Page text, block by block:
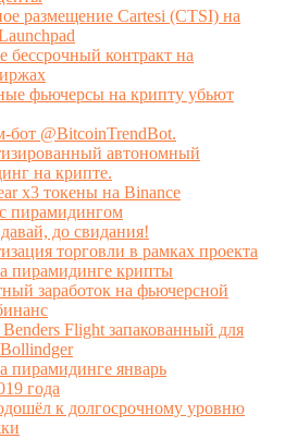
размещение Cartesi (CTSI) на
бессрочный контракт на
фьючерсы на крипту убьют
бот @BitcoinTrendBot.
автономный
на крипте.
x3 токены на Binance
пирамидингом
до свидания!
торговли в рамках проекта
пирамидинге крипты
заработок на фьючерсной
Flight запакованный для
пирамидинге январь
года
к долгосрочному уровню